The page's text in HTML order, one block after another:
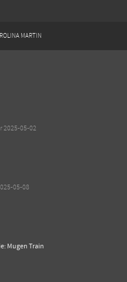
MARTIN
2025-05-02
05-08
Mugen Train